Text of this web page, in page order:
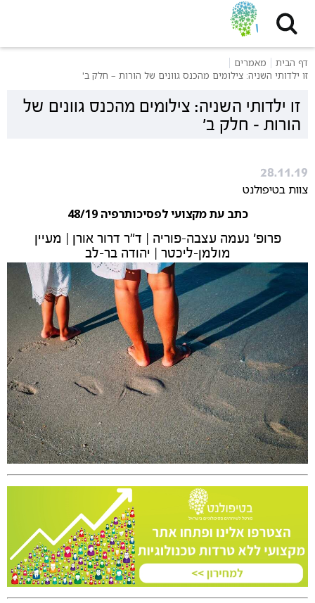
דף הבית
מאמרים
זו ילדותי השניה: צילומים מהכנס גוונים של הורות – חלק ב'
זו ילדותי השניה: צילומים מהכנס גוונים של
הורות – חלק ב'
28.11.19
צוות בטיפולנט
כתב עת מקצועי לפסיכותרפיה 48/19
פרופ' נעמה עצבה-פוריה | ד"ר דרור אורן | מעיין
מולמן-ליכטר | יהודה בר-לב